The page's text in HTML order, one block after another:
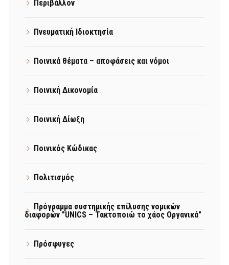
Περιβάλλον
Πνευματική Ιδιοκτησία
Ποινικά θέματα – αποφάσεις και νόμοι
Ποινική Δικονομία
Ποινική Δίωξη
Ποινικός Κώδικας
Πολιτισμός
Πρόγραμμα συστημικής επίλυσης νομικών
διαφορών "UNICS – Τακτοποιώ το χάος Οργανικά"
Πρόσφυγες